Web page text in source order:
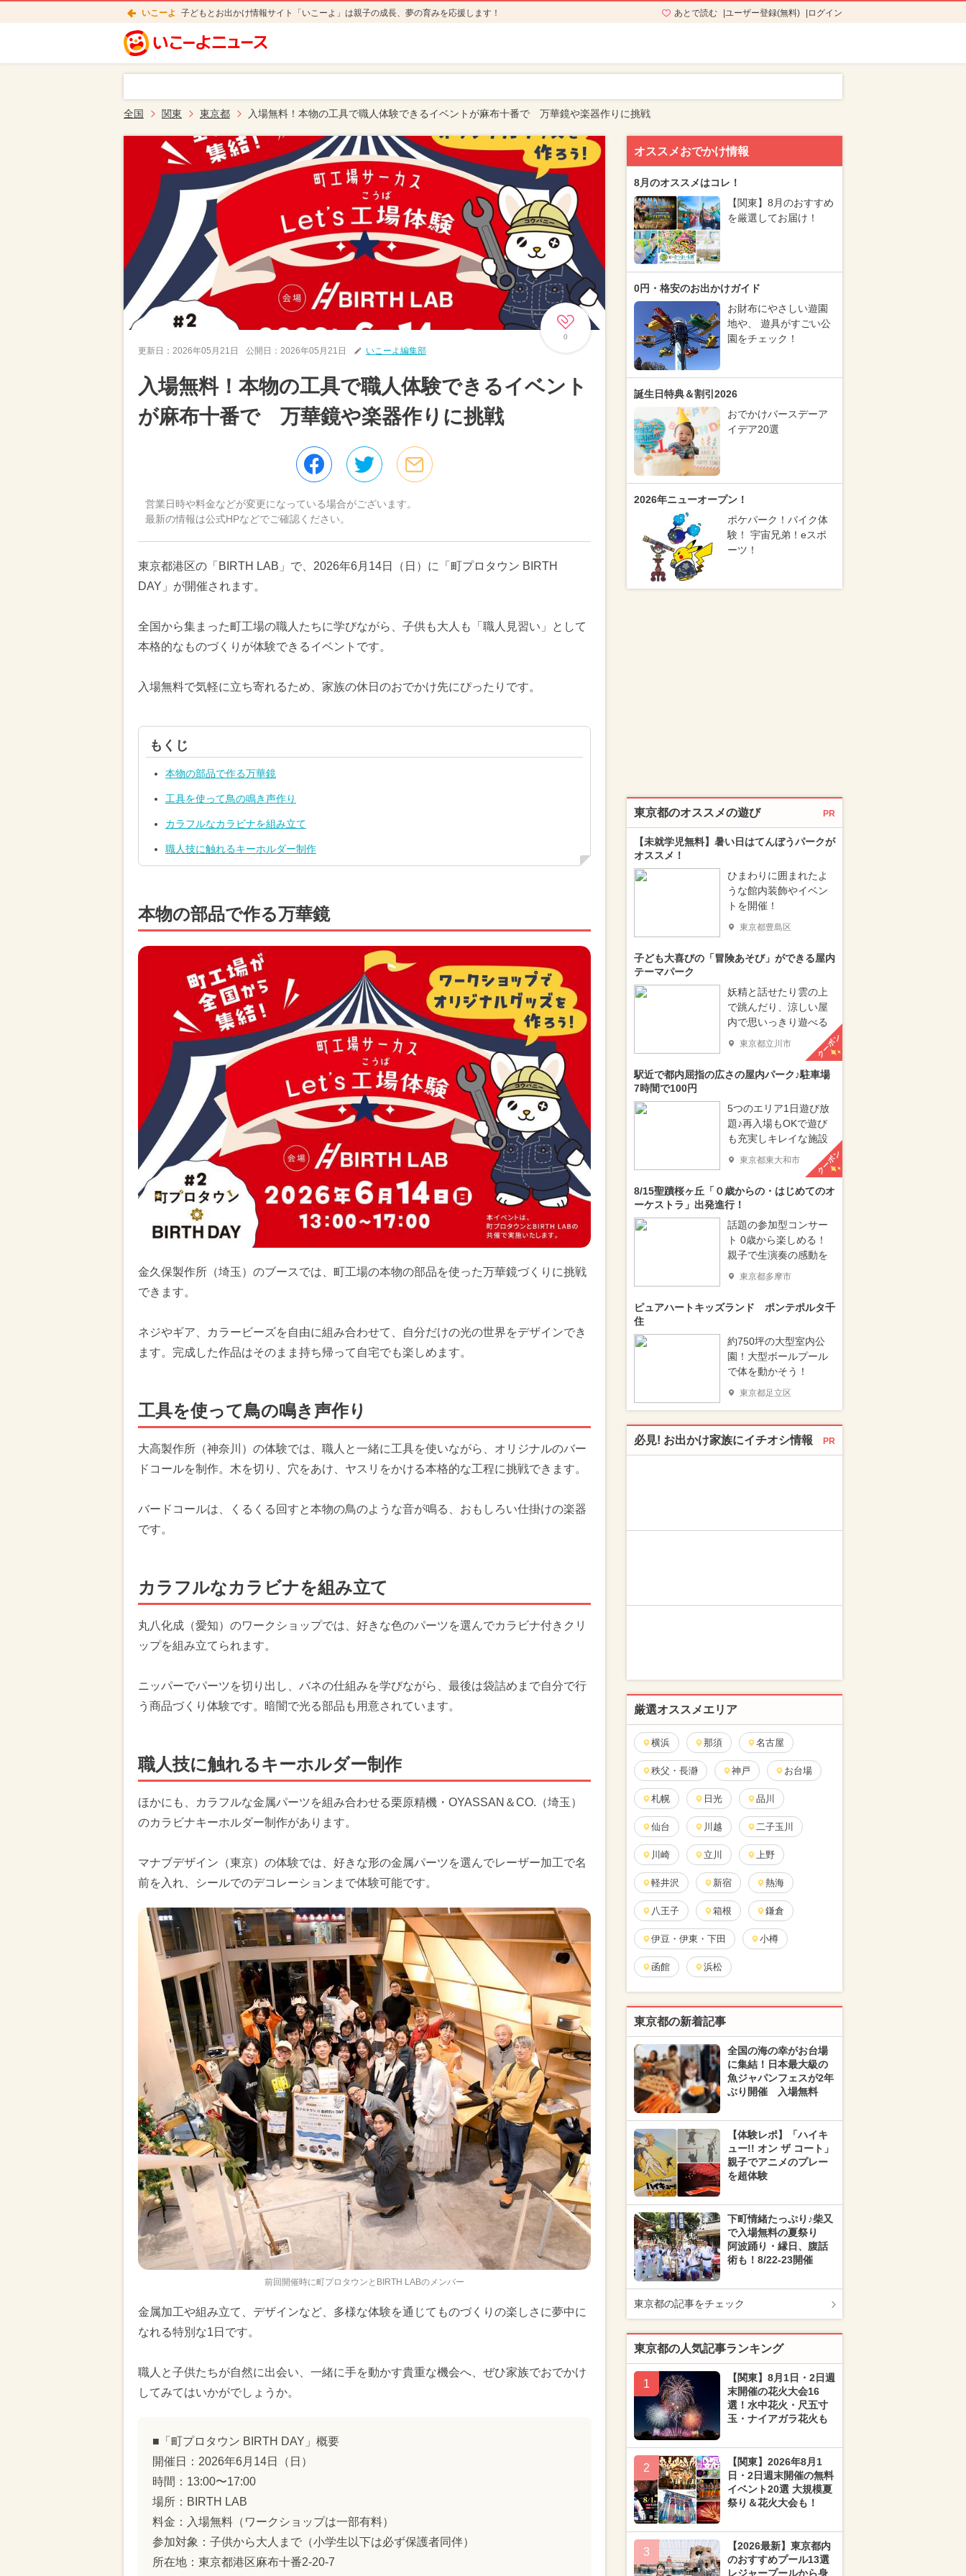
いこーよ 子どもとお出かけ情報サイト「いこーよ」は親子の成長、夢の育みを応援します！ あとで読む ユーザー登録(無料) ログイン
全国 関東 東京都 入場無料！本物の工具で職人体験できるイベントが麻布十番で 万華鏡や楽器作りに挑戦
0
更新日： 2026年05月21日 公開日： 2026年05月21日 いこーよ編集部
入場無料！本物の工具で職人体験できるイベント
が麻布十番で 万華鏡や楽器作りに挑戦
営業日時や料金などが変更になっている場合がございます。
最新の情報は公式HPなどでご確認ください。
東京都港区の「BIRTH LAB」で、2026年6月14日（日）に「町プロタウン BIRTH
DAY」が開催されます。
全国から集まった町工場の職人たちに学びながら、子供も大人も「職人見習い」として
本格的なものづくりが体験できるイベントです。
入場無料で気軽に立ち寄れるため、家族の休日のおでかけ先にぴったりです。
もくじ
本物の部品で作る万華鏡
工具を使って鳥の鳴き声作り
カラフルなカラビナを組み立て
職人技に触れるキーホルダー制作
本物の部品で作る万華鏡
金久保製作所（埼玉）のブースでは、町工場の本物の部品を使った万華鏡づくりに挑戦
できます。
ネジやギア、カラービーズを自由に組み合わせて、自分だけの光の世界をデザインでき
ます。完成した作品はそのまま持ち帰って自宅でも楽しめます。
工具を使って鳥の鳴き声作り
大高製作所（神奈川）の体験では、職人と一緒に工具を使いながら、オリジナルのバー
ドコールを制作。木を切り、穴をあけ、ヤスリをかける本格的な工程に挑戦できます。
バードコールは、くるくる回すと本物の鳥のような音が鳴る、おもしろい仕掛けの楽器
です。
カラフルなカラビナを組み立て
丸八化成（愛知）のワークショップでは、好きな色のパーツを選んでカラビナ付きクリ
ップを組み立てられます。
ニッパーでパーツを切り出し、バネの仕組みを学びながら、最後は袋詰めまで自分で行
う商品づくり体験です。暗闇で光る部品も用意されています。
職人技に触れるキーホルダー制作
ほかにも、カラフルな金属パーツを組み合わせる栗原精機・OYASSAN＆CO.（埼玉）
のカラビナキーホルダー制作があります。
マナブデザイン（東京）の体験では、好きな形の金属パーツを選んでレーザー加工で名
前を入れ、シールでのデコレーションまで体験可能です。
前回開催時に町プロタウンとBIRTH LABのメンバー
金属加工や組み立て、デザインなど、多様な体験を通じてものづくりの楽しさに夢中に
なれる特別な1日です。
職人と子供たちが自然に出会い、一緒に手を動かす貴重な機会へ、ぜひ家族でおでかけ
してみてはいかがでしょうか。
■「町プロタウン BIRTH DAY」概要
開催日：2026年6月14日（日）
時間：13:00〜17:00
場所：BIRTH LAB
料金：入場無料（ワークショップは一部有料）
参加対象：子供から大人まで（小学生以下は必ず保護者同伴）
所在地：東京都港区麻布十番2-20-7
オススメおでかけ情報
8月のオススメはコレ！
【関東】8月のおすすめ
を厳選してお届け！
0円・格安のお出かけガイド
お財布にやさしい遊園
地や、 遊具がすごい公
園をチェック！
誕生日特典＆割引2026
おでかけバースデーア
イデア20選
2026年ニューオープン！
ポケパーク！バイク体
験！ 宇宙兄弟！eスポ
ーツ！
東京都のオススメの遊び PR
【未就学児無料】暑い日はてんぼうパークが
オススメ！
ひまわりに囲まれたよ
うな館内装飾やイベン
トを開催！
東京都豊島区
子ども大喜びの「冒険あそび」ができる屋内
テーマパーク
妖精と話せたり雲の上
で跳んだり、涼しい屋
内で思いっきり遊べる
東京都立川市 クーポン
駅近で都内屈指の広さの屋内パーク♪駐車場
7時間で100円
5つのエリア1日遊び放
題♪再入場もOKで遊び
も充実しキレイな施設
東京都東大和市 クーポン
8/15聖蹟桜ヶ丘「０歳からの・はじめてのオ
ーケストラ」出発進行！
話題の参加型コンサー
ト 0歳から楽しめる！
親子で生演奏の感動を
東京都多摩市
ピュアハートキッズランド ポンテポルタ千
住
約750坪の大型室内公
園！大型ボールプール
で体を動かそう！
東京都足立区
必見! お出かけ家族にイチオシ情報 PR
厳選オススメエリア
横浜 那須 名古屋
秩父・長瀞 神戸 お台場
札幌 日光 品川
仙台 川越 二子玉川
川崎 立川 上野
軽井沢 新宿 熱海
八王子 箱根 鎌倉
伊豆・伊東・下田 小樽
函館 浜松
東京都の新着記事
全国の海の幸がお台場
に集結！日本最大級の
魚ジャパンフェスが2年
ぶり開催 入場無料
【体験レポ】「ハイキ
ュー!! オン ザ コート」
親子でアニメのプレー
を超体験
下町情緒たっぷり♪柴又
で入場無料の夏祭り
阿波踊り・縁日、腹話
術も！8/22-23開催
東京都の記事をチェック
東京都の人気記事ランキング
1
【関東】8月1日・2日週
末開催の花火大会16
選！水中花火・尺五寸
玉・ナイアガラ花火も
2
【関東】2026年8月1
日・2日週末開催の無料
イベント20選 大規模夏
祭り＆花火大会も！
3
【2026最新】東京都内
のおすすめプール13選
レジャープールから身